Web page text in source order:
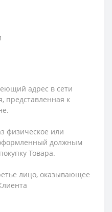
адрес в сети
представленная к
физическое или
должным
Товара.
лицо, оказывающее